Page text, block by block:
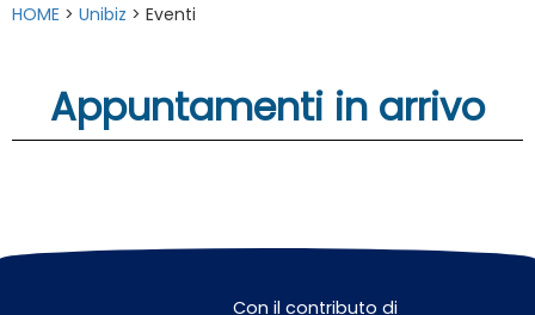
HOME > Unibiz > Eventi
Appuntamenti in arrivo
Con il contributo di